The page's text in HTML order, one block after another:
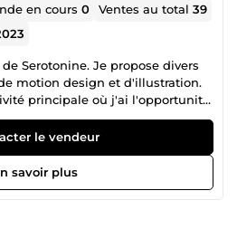
en cours0 Ventes au total39
Serotonine. Je propose divers
motion design et d'illustration.
principale où j'ai l'opportunité
entreprises bien établies
L'Oréal, Ecotree et d'autres,
de qualité pour des
ayant un plus petit budget. :)
le vendeur
savoir plus